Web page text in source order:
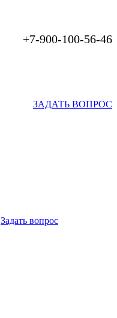
+7-900-100-56-46
ЗАДАТЬ ВОПРОС
Задать вопрос